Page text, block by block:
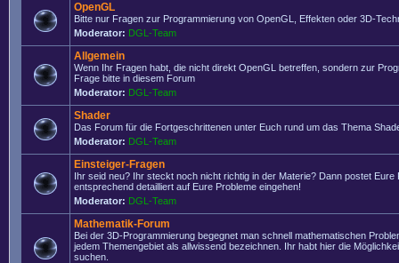
OpenGL
Bitte nur Fragen zur Programmierung von OpenGL, Effekten oder 3D-
Moderator: DGL-Team
Allgemein
Wenn Ihr Fragen habt, die nicht direkt OpenGL betreffen, sondern zur
Frage bitte in diesem Forum
Moderator: DGL-Team
Shader
Das Forum für die Fortgeschrittenen unter Euch rund um das Thema
Moderator: DGL-Team
Einsteiger-Fragen
Ihr seid neu? Ihr steckt noch nicht richtig in der Materie? Dann postet Eure
entsprechend detailliert auf Eure Probleme eingehen!
Moderator: DGL-Team
Mathematik-Forum
Bei der 3D-Programmierung begegnet man schnell mathematischen
jedem Themengebiet als allwissend bezeichnen. Ihr habt hier die
suchen.